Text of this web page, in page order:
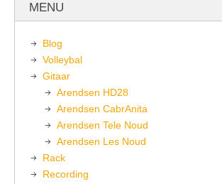
MENU
Blog
Volleybal
Gitaar
Arendsen HD28
Arendsen CabrAnita
Arendsen Tele Noud
Arendsen Les Noud
Rack
Recording